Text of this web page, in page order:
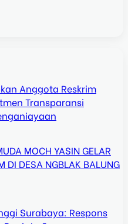
Anggota Reskrim
Transparansi
MOCH YASIN GELAR
DI DESA NGBLAK BALUNG
Surabaya: Respons